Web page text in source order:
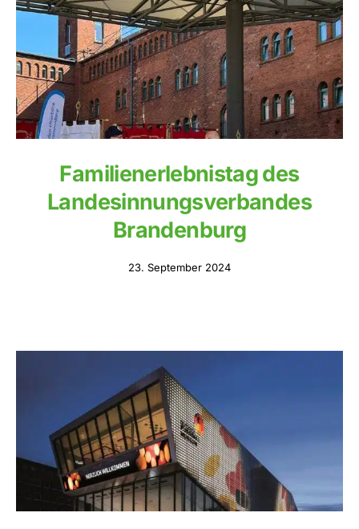
Familienerlebnistag des
Landesinnungsverbandes
Brandenburg
23. September 2024